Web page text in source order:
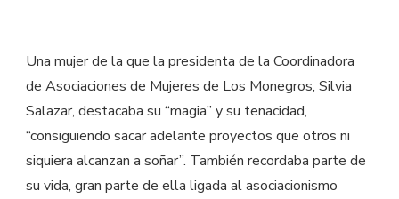
Una mujer de la que la presidenta de la Coordinadora
de Asociaciones de Mujeres de Los Monegros, Silvia
Salazar, destacaba su “magia” y su tenacidad,
“consiguiendo sacar adelante proyectos que otros ni
siquiera alcanzan a soñar”. También recordaba parte de
su vida, gran parte de ella ligada al asociacionismo